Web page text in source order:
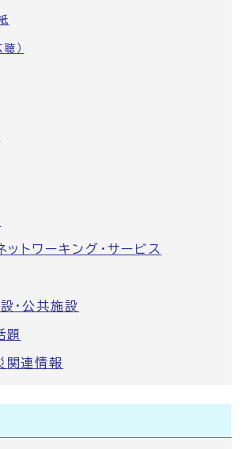
）
ットワーキング・サービス
・公共施設
題
関連情報